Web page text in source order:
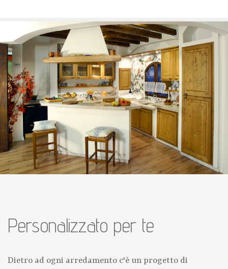
Personalizzato per te
Dietro ad ogni arredamento c'è un progetto di